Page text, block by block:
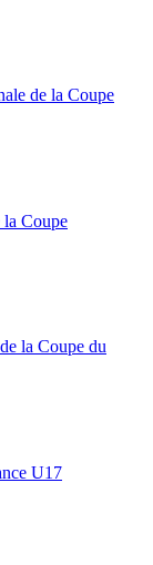
de la Coupe
la Coupe
la Coupe du
U17